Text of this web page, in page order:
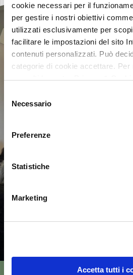
cookie necessari per il
per gestire i nostri obiettivi
utilizzati esclusivamente per
facilitare le impostazioni del sito
contenuti personalizzati. Può
categorie di cookie accettare. Per
consulti la nostra Privacy &
delNecessario
Preferenze
Statistiche
Marketing
Accetta tutti i